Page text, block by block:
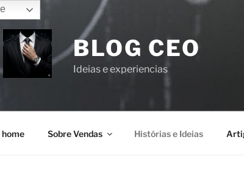
BLOG CEO
Ideias e experiencias
home Sobre Vendas Histórias e Ideias